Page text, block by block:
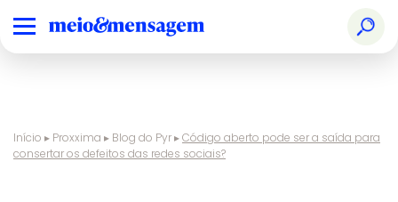
Início ▸ Proxxima ▸ Blog do Pyr▸Código aberto pode ser a saída para
consertar os defeitos das redes sociais?